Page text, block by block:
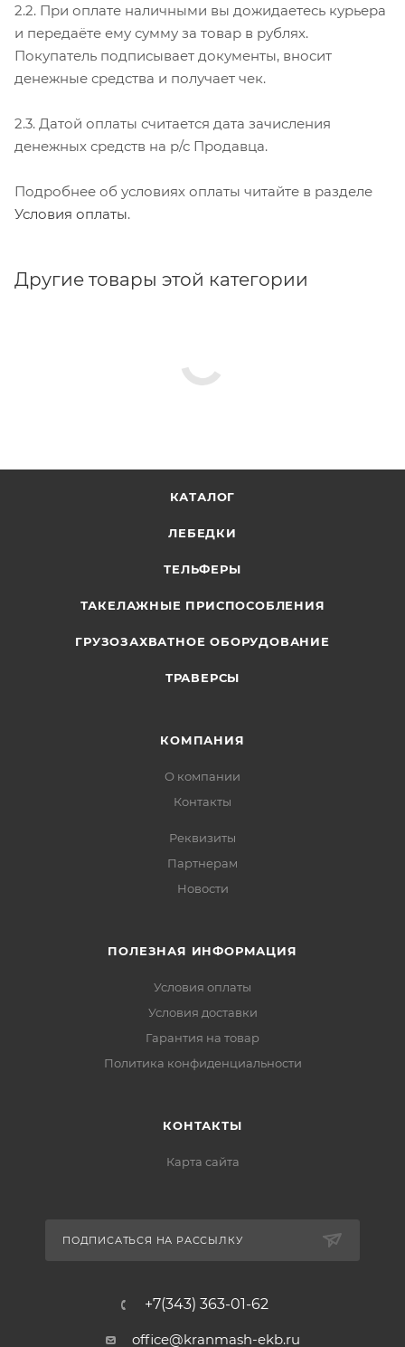
2.2. При оплате наличными вы дожидаетесь курьера
и передаёте ему сумму за товар в рублях.
Покупатель подписывает документы, вносит
денежные средства и получает чек.
2.3. Датой оплаты считается дата зачисления
денежных средств на р/с Продавца.
Подробнее об условиях оплаты читайте в разделе
Условия оплаты.
Другие товары этой категории
КАТАЛОГ
ЛЕБЕДКИ
ТЕЛЬФЕРЫ
ТАКЕЛАЖНЫЕ ПРИСПОСОБЛЕНИЯ
ГРУЗОЗАХВАТНОЕ ОБОРУДОВАНИЕ
ТРАВЕРСЫ
КОМПАНИЯ
О компании
Контакты
Реквизиты
Партнерам
Новости
ПОЛЕЗНАЯ ИНФОРМАЦИЯ
Условия оплаты
Условия доставки
Гарантия на товар
Политика конфиденциальности
КОНТАКТЫ
Карта сайта
ПОДПИСАТЬСЯ НА РАССЫЛКУ
+7(343) 363-01-62
office@kranmash-ekb.ru